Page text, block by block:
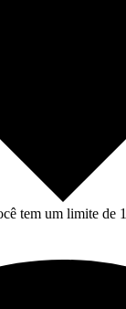
tem um limite de